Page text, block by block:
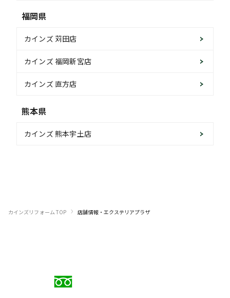
福岡県
カインズ 苅田店
カインズ 福岡新宮店
カインズ 直方店
熊本県
カインズ 熊本宇土店
カインズリフォーム TOP › 店舗情報・ エクステリアプラザ